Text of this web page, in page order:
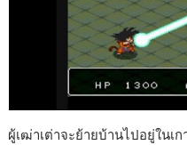
ผู้เฒ่าเต่าจะย้ายบ้านไปอยู่ในเ